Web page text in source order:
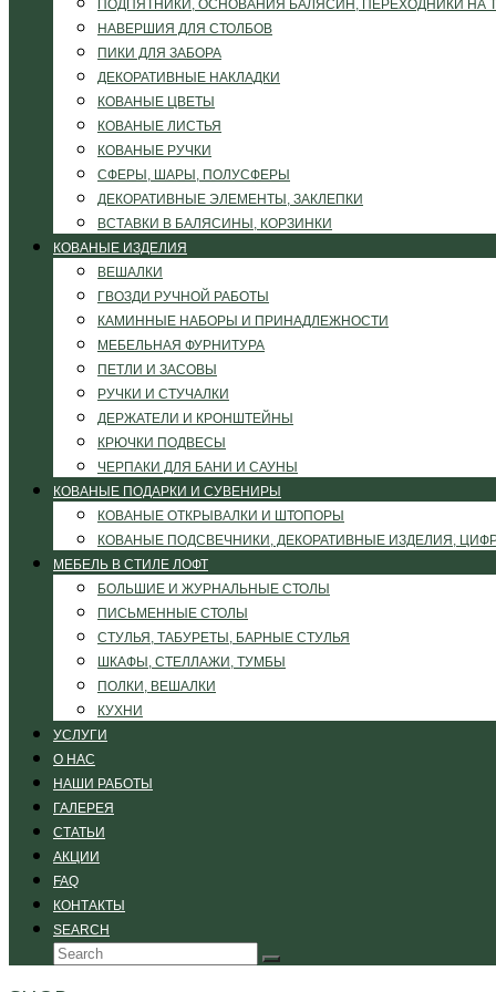
ПОДПЯТНИКИ, ОСНОВАНИЯ БАЛЯСИН, ПЕРЕХОДНИКИ НА
НАВЕРШИЯ ДЛЯ СТОЛБОВ
ПИКИ ДЛЯ ЗАБОРА
ДЕКОРАТИВНЫЕ НАКЛАДКИ
КОВАНЫЕ ЦВЕТЫ
КОВАНЫЕ ЛИСТЬЯ
КОВАНЫЕ РУЧКИ
СФЕРЫ, ШАРЫ, ПОЛУСФЕРЫ
ДЕКОРАТИВНЫЕ ЭЛЕМЕНТЫ, ЗАКЛЕПКИ
ВСТАВКИ В БАЛЯСИНЫ, КОРЗИНКИ
КОВАНЫЕ ИЗДЕЛИЯ
ВЕШАЛКИ
ГВОЗДИ РУЧНОЙ РАБОТЫ
КАМИННЫЕ НАБОРЫ И ПРИНАДЛЕЖНОСТИ
МЕБЕЛЬНАЯ ФУРНИТУРА
ПЕТЛИ И ЗАСОВЫ
РУЧКИ И СТУЧАЛКИ
ДЕРЖАТЕЛИ И КРОНШТЕЙНЫ
КРЮЧКИ ПОДВЕСЫ
ЧЕРПАКИ ДЛЯ БАНИ И САУНЫ
КОВАНЫЕ ПОДАРКИ И СУВЕНИРЫ
КОВАНЫЕ ОТКРЫВАЛКИ И ШТОПОРЫ
КОВАНЫЕ ПОДСВЕЧНИКИ, ДЕКОРАТИВНЫЕ ИЗДЕЛИЯ,
МЕБЕЛЬ В СТИЛЕ ЛОФТ
БОЛЬШИЕ И ЖУРНАЛЬНЫЕ СТОЛЫ
ПИСЬМЕННЫЕ СТОЛЫ
СТУЛЬЯ, ТАБУРЕТЫ, БАРНЫЕ СТУЛЬЯ
ШКАФЫ, СТЕЛЛАЖИ, ТУМБЫ
ПОЛКИ, ВЕШАЛКИ
КУХНИ
УСЛУГИ
О НАС
НАШИ РАБОТЫ
ГАЛЕРЕЯ
СТАТЬИ
АКЦИИ
FAQ
КОНТАКТЫ
SEARCH
Search
Submit